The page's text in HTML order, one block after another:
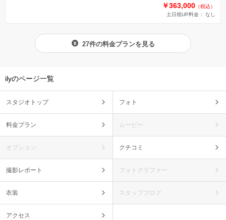
￥363,000 （税込）
土日祝UP料金： なし
27件の料金プランを見る
ilyのページ一覧
スタジオトップ フォト
料金プラン ムービー
オプション クチコミ
撮影レポート フォトグラファー
衣装 スタッフブログ
アクセス